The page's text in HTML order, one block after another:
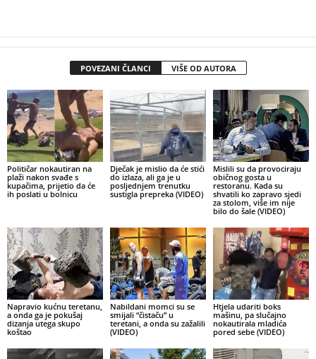
POVEZANI ČLANCI VIŠE OD AUTORA
Političar nokautiran na
plaži nakon svađe s
kupačima, prijetio da će
ih poslati u bolnicu
Dječak je mislio da će stići
do izlaza, ali ga je u
posljednjem trenutku
sustigla prepreka (VIDEO)
Mislili su da provociraju
običnog gosta u
restoranu. Kada su
shvatili ko zapravo sjedi
za stolom, više im nije
bilo do šale (VIDEO)
Napravio kućnu teretanu,
a onda ga je pokušaj
dizanja utega skupo
koštao
Nabildani momci su se
smijali “čistaču” u
teretani, a onda su zažalili
(VIDEO)
Htjela udariti boks
mašinu, pa slučajno
nokautirala mladića
pored sebe (VIDEO)